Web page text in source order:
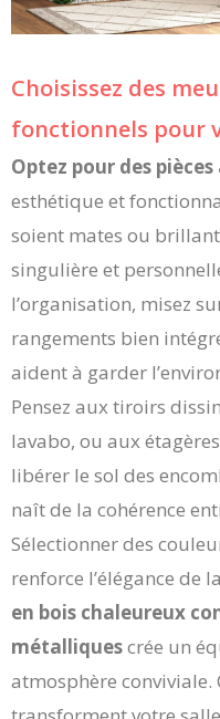
Choisissez des
fonctionnels pour
Optez pour des
esthétique et
soient mates ou
singulière et
l’organisation, misez
rangements bien
aident à garder
Pensez aux tiroirs
lavabo, ou aux
libérer le sol des
naît de la cohérence
Sélectionner des
renforce l’élégance de
en bois chaleureux
métalliquescrée un
atmosphère conviviale.